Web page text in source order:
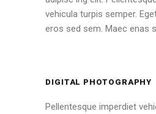
vehicula turpis semper.
eros sed sem. Maec enas
DIGITAL PHOTOGRAPHY
Pellentesque imperdiet